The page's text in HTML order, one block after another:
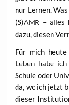
nur Ler­nen.
(S)AMR – alles
dazu, die­sen
Für mich
Leben habe
Schu­le oder
da, wo ich jetzt
die­ser